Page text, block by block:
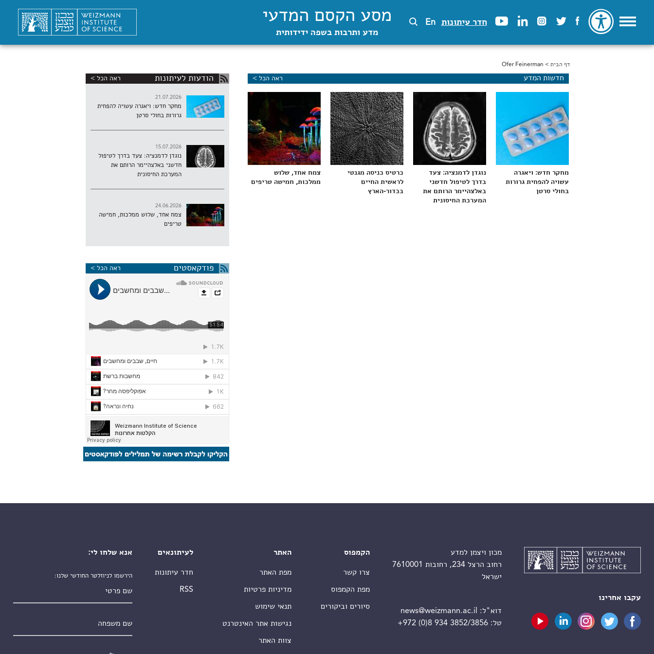
חדר עיתונות En מסע הקסם המדעי
מדע ותרבות בשפה ידידותית
הינך נמצא כאן
דף הבית > Ofer Feinerman
חדשות המדע ראה הכל >
מחקר חדש: ויאגרה
עשויה להפחית גרורות
בחולי סרטן
נוגדן לדמנציה: צעד
בדרך לטיפול חדשני
באלצהיימר הרותם את
המערכת החיסונית
כרטיס כניסה מגנטי
לראשית החיים
בכדור-הארץ
צמח אחד, שלוש
ממלכות, חמישה טריפים
הודעות לעיתונות ראה הכל >
21.07.2026
מחקר חדש: ויאגרה עשויה להפחית
גרורות בחולי סרטן
15.07.2026
נוגדן לדמנציה: צעד בדרך לטיפול
חדשני באלצהיימר הרותם את
המערכת החיסונית
24.06.2026
צמח אחד, שלוש ממלכות, חמישה
טריפים
פודקאסטים ראה הכל >
עקבו אחרינו
מכון ויצמן למדע
רחוב הרצל 234, רחובות 7610001
ישראל
דוא"ל:
news@weizmann.ac.il
טל:+972 (0)8 934 3852/3856
הקמפוס
צרו קשר
מפת הקמפוס
סיורים וביקורים
האתר
מפת האתר
מדיניות פרטיות
תנאי שימוש
נגישות אתר האינטרנט
צוות האתר
לעיתונאים
חדר עיתונות
RSS
אנא שלחו לי:
הירשמו לניוזלטר החודשי שלנו: